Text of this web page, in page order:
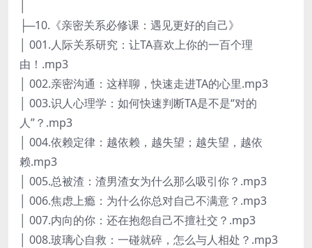
├─10.《亲密关系必修课：遇见更好的自己》
│ 001.人际关系研究：让TA喜欢上你的一百个理
由！.mp3
│ 002.亲密沟通：这样聊，快速走进TA的心里.mp3
│ 003.识人心理学：如何快速判断TA是不是“对的
人”？.mp3
│ 004.依赖定律：越依赖，越失望；越失望，越依
赖.mp3
│ 005.总被渣：渣男渣女为什么那么吸引你？.mp3
│ 006.焦虑上瘾：为什么你总对自己不满意？.mp3
│ 007.内向的你：还在抱怨自己不擅社交？.mp3
│ 008.玻璃心自救：一碰就碎，怎么与人相处？.mp3